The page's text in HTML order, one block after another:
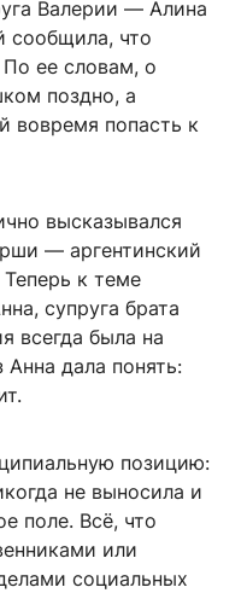
Валерии — Алина
сообщила, что
По ее словам, о
поздно, а
вовремя попасть к
высказывался
— аргентинский
к теме
супруга брата
всегда была на
Анна дала понять:
позицию:
не выносила и
поле. Всё, что
или
социальных